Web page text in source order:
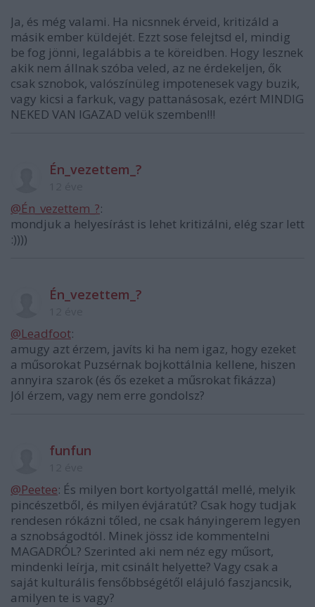
Ja, és még valami. Ha nicsnnek érveid, kritizáld a
másik ember küldejét. Ezzt sose felejtsd el, mindig
be fog jönni, legalábbis a te köreidben. Hogy lesznek
akik nem állnak szóba veled, az ne érdekeljen, ők
csak sznobok, valószínüleg impotenesek vagy buzik,
vagy kicsi a farkuk, vagy pattanásosak, ezért MINDIG
NEKED VAN IGAZAD velük szemben!!!
Én_vezettem_?
@Én_vezettem_?:
mondjuk a helyesírást is lehet kritizálni, elég szar lett
:))))
Én_vezettem_?
@Leadfoot:
amugy azt érzem, javíts ki ha nem igaz, hogy ezeket
a műsorokat Puzsérnak bojkottálnia kellene, hiszen
annyira szarok (és ős ezeket a műsrokat fikázza)
Jól érzem, vagy nem erre gondolsz?
funfun
@Peetee: És milyen bort kortyolgattál mellé, melyik
pincészetből, és milyen évjáratút? Csak hogy tudjak
rendesen rókázni tőled, ne csak hányingerem legyen
a sznobságodtól. Minek jössz ide kommentelni
MAGADRÓL? Szerinted aki nem néz egy műsort,
mindenki leírja, mit csinált helyette? Vagy csak a
saját kulturális fensőbbségétől elájuló faszjancsik,
amilyen te is vagy?